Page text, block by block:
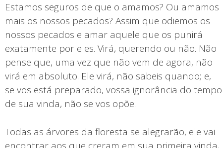
Estamos seguros de que o amamos? Ou amamos
mais os nossos pecados? Assim que odiemos os
nossos pecados e amar aquele que os punirá
exatamente por eles. Virá, querendo ou não. Não
pense que, uma vez que não vem de agora, não
virá em absoluto. Ele virá, não sabeis quando; e,
se vos está preparado, vossa ignorância do tempo
de sua vinda, não se vos opõe.
Todas as árvores da floresta se alegrarão, ele vai
encontrar aos que creram em sua primeira vinda,